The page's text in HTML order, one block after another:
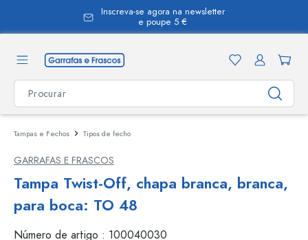
Inscreva-se agora na newsletter
e poupe 5 €
Tampas e Fechos Tipos de fecho
GARRAFAS E FRASCOS
Tampa Twist-Off, chapa branca, branca,
para boca: TO 48
Número de artigo : 100040030